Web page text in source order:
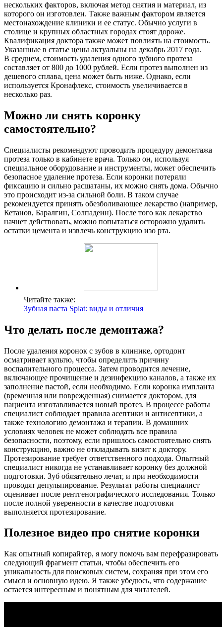
нескольких факторов, включая метод снятия и материал, из
которого он изготовлен. Также важным фактором является
местонахождение клиники и ее статус. Обычно услуги в
столице и крупных областных городах стоят дороже.
Квалификация доктора также может повлиять на стоимость.
Указанные в статье цены актуальны на декабрь 2017 года.
В среднем, стоимость удаления одного зубного протеза
составляет от 800 до 1000 рублей. Если протез выполнен из
дешевого сплава, цена может быть ниже. Однако, если
используется Кронафлекс, стоимость увеличивается в
несколько раз.
Можно ли снять коронку
самостоятельно?
Специалисты рекомендуют проводить процедуру демонтажа
протеза только в кабинете врача. Только он, используя
специальное оборудование и инструменты, может обеспечить
безопасное удаление протеза. Если коронки потеряли
фиксацию и сильно расшатаны, их можно снять дома. Обычно
это происходит из-за сильной боли. В таком случае
рекомендуется принять обезболивающее лекарство (например,
Кетанов, Баралгин, Солпадеин). После того как лекарство
начнет действовать, можно попытаться осторожно удалить
остатки цемента и извлечь конструкцию изо рта.
Читайте также:
Зубная паста Splat: виды и отличия
Что делать после демонтажа?
После удаления коронок с зубов в клинике, ортодонт
осматривает культю, чтобы определить причину
воспалительного процесса. Затем проводится лечение,
включающее прочищение и дезинфекцию каналов, а также их
заполнение пастой, если необходимо. Если коронка импланта
(временная или поврежденная) снимается доктором, для
пациента изготавливается новый протез. В процессе работы
специалист соблюдает правила асептики и антисептики, а
также технологию демонтажа и терапии. В домашних
условиях человек не может соблюдать все правила
безопасности, поэтому, если пришлось самостоятельно снять
конструкцию, важно не откладывать визит к доктору.
Протезирование требует ответственного подхода. Опытный
специалист никогда не устанавливает коронку без должной
подготовки. Зуб обязательно лечат, и при необходимости
проводят депульпирование. Результат работы специалист
оценивает после рентгенографического исследования. Только
после полной уверенности в качестве подготовки
выполняется протезирование.
Полезное видео про снятие коронки
Как опытный копирайтер, я могу помочь вам перефразировать
следующий фрагмент статьи, чтобы обеспечить его
уникальность для поисковых систем, сохраняя при этом его
смысл и основную идею. Я также убедюсь, что содержание
остается интересным и понятным для читателей.